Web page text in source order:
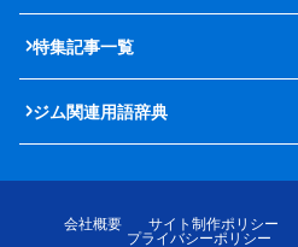
特集記事一覧
ジム関連用語辞典
会社概要 サイト制作ポリシー
プライバシーポリシー